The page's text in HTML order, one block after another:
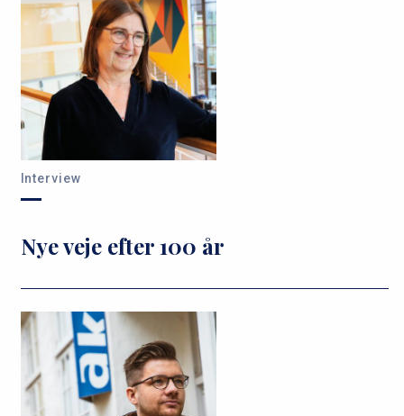
Interview
Nye veje efter 100 år